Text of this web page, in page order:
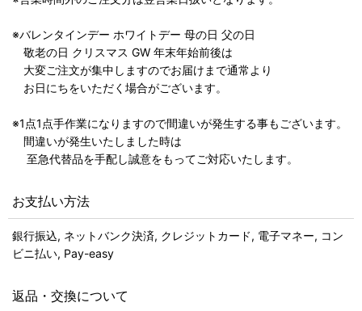
※バレンタインデー ホワイトデー 母の日 父の日
敬老の日 クリスマス GW 年末年始前後は
大変ご注文が集中しますのでお届けまで通常より
お日にちをいただく場合がございます。
※1点1点手作業になりますので間違いが発生する事もございます。
間違いが発生いたしました時は
至急代替品を手配し誠意をもってご対応いたします。
お支払い方法
銀行振込, ネットバンク決済, クレジットカード, 電子マネー, コン
ビニ払い, Pay-easy
返品・交換について